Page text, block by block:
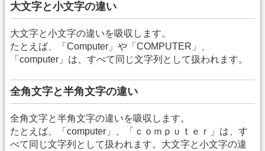
大文字と小文字の違い
大文字と小文字の違いを吸収します。
たとえば、「Computer」や「COMPUTER」、
「computer」は、すべて同じ文字列として扱われます。
全角文字と半角文字の違い
全角文字と半角文字の違いを吸収します。
たとえば、「computer」、「ｃｏｍｐｕｔｅｒ」は、す
べて同じ文字列として扱われます。大文字と小文字の違